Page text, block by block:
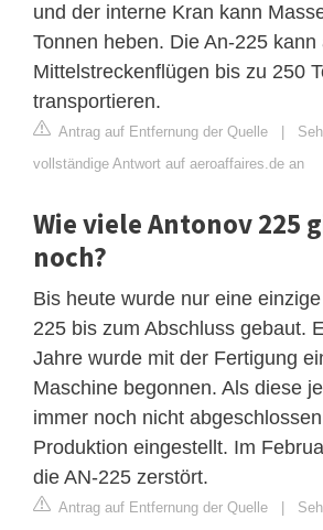
und der interne Kran kann
Tonnen heben. Die An-225 kann
Mittelstreckenflügen bis zu 250
transportieren.
Antrag auf Entfernung der Quelle
vollständige Antwort auf aeroaffaires.de an
Wie viele Antonov 225
noch?
Bis heute wurde nur eine
225 bis zum Abschluss gebaut.
Jahre wurde mit der Fertigung
Maschine begonnen. Als diese
immer noch nicht
Produktion eingestellt. Im
die AN-225 zerstört.
Antrag auf Entfernung der Quelle